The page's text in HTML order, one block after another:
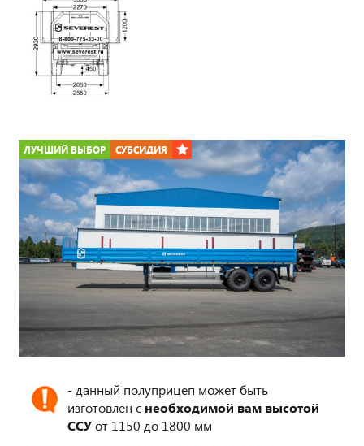
ЛУЧШИЙ ВЫБОР СУБСИДИЯ *
- данный полуприцеп может быть
изготовлен с необходимой вам высотой
ССУот 1150 до 1800 мм